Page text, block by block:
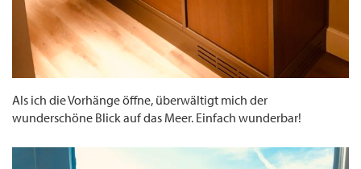
Als ich die Vorhänge öffne, überwältigt mich der
wunderschöne Blick auf das Meer. Einfach wunderbar!